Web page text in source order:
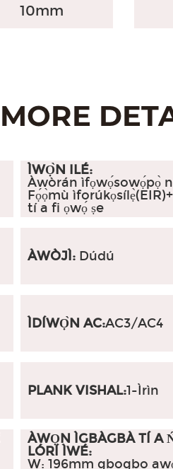
10mm
ÌWỌ̀N ILÉ:
Àwòrán ìfọwọ́sowọ́pọ̀
Fọ́ọ̀mù
tí a fi ọwọ́ ṣe
ÀWÒJÌ: Dúdú
ÌDÍWỌ̀N AC:AC3/AC4
PLANK VISHAL:1-Ìrìn
ÀWỌN ÌGBÀGBÀ TÍ A
LÓRÍ ÌWÉ:
W: 196mm gbogbo